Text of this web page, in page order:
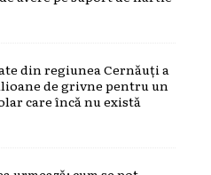
din regiunea Cernăuți a
de grivne pentru un
care încă nu există